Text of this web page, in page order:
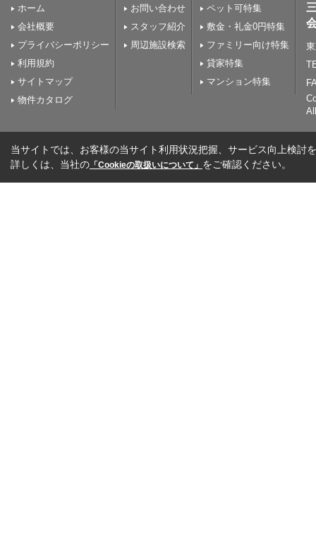
ホーム
会社概要
プライバシーポリシー
利用規約
サイトマップ
物件カタログ
お問い合わせ
スタッフ紹介
周辺施設検索
ペット可特集
敷金・礼金0円特集
ファミリー向け特集
貸家特集
マンション特集
当サイトでは、お客様の当サイト利用状況把握、サービス向上検討
詳しくは、当社の 「Cookieの取扱いについて」 をご確認ください。